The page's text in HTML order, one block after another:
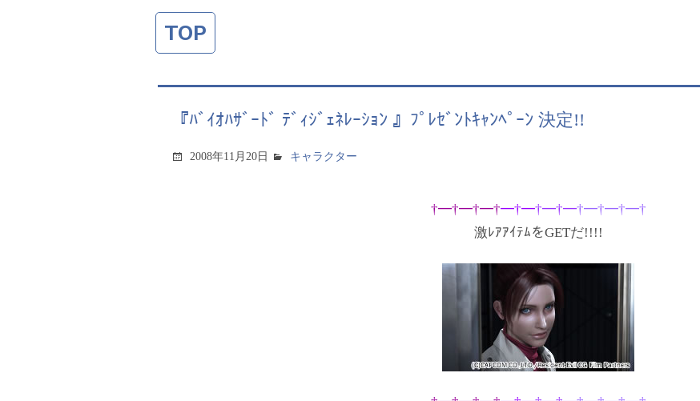
TOP
『ﾊﾞｲｵﾊｻﾞｰﾄﾞ ﾃﾞｨｼﾞｪﾈﾚｰｼｮﾝ 』ﾌﾟﾚｾﾞﾝﾄｷｬﾝﾍﾟｰﾝ 決定!!
2008年11月20日 キャラクター
†━†━†━†━†━†━†━†━†━†━†
激ﾚｱｱｲﾃﾑをGETだ!!!!